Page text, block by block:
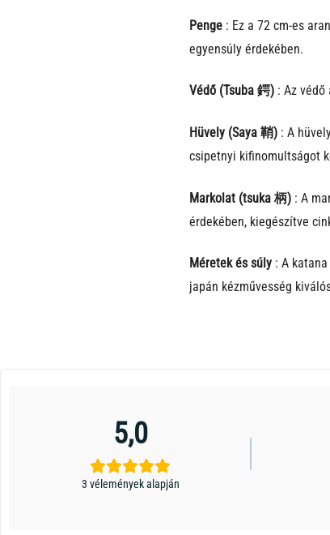
Penge: Ez a 72 cm-es
egyensúly érdekében.
Védő (Tsuba 鍔): Az védő
Hüvely (Saya 鞘): A
csipetnyi kifinomultságot
Markolat (tsuka 柄): A
érdekében, kiegészítve
Méretek és súly: A katana
japán kézművesség
5,0
3 vélemények alapján